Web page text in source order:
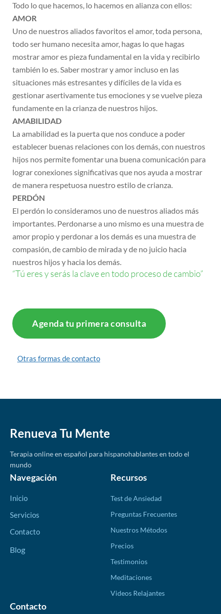
Todo lo que hacemos, lo hacemos en alianza con ellos:
AMOR
Uno de nuestros aliados favoritos el amor, toda persona,
todo ser humano necesita amor, hagas lo que hagas
mostrar amor es pieza fundamental en la vida y recibirlo
también lo es. Saber mostrar y amor incluso en las
situaciones más estresantes y difíciles de la vida es
gestionar asertivamente tus emociones y se vuelve pieza
fundamente en la crianza de nuestros hijos.
AMABILIDAD
La amabilidad es la puerta que nos conduce a poder
establecer buenas relaciones con los demás, con nuestros
hijos nos permite fomentar una buena comunicación para
lograr conexiones significativas que nos ayuda a mostrar
de manera respetuosa nuestro estilo de crianza.
PERDÓN
El perdón lo consideramos uno de nuestros aliados más
importantes. Perdonarse a uno mismo es una muestra de
amor propio y perdonar a los demás es una muestra de
compasión, de cambio de mirada y de no juicio hacia
nuestros hijos y hacia los demás.
“Tú eres y serás la clave en todo proceso de cambio”
Agenda tu primera consulta
Otras formas de contacto
Renueva Tu Mente
Terapia online en español para hispanohablantes en todo el
mundo
Navegación
Inicio
Servicios
Contacto
Blog
Recursos
Test de Ansiedad
Preguntas Frecuentes
Nuestros Métodos
Precios
Testimonios
Meditaciones
Videos Relajantes
Contacto